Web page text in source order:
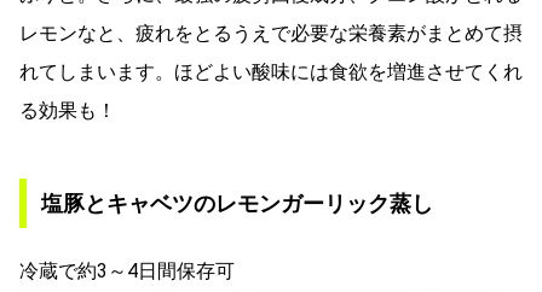
レモンなと、疲れをとるうえで必要な栄養素がまとめて摂
れてしまいます。ほどよい酸味には食欲を増進させてくれ
る効果も！
塩豚とキャベツのレモンガーリック蒸し
冷蔵で約3～4日間保存可